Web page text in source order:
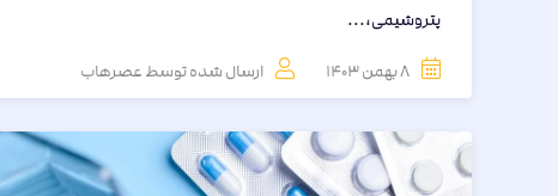
پتروشیمی،...
ارسال شده توسط عصرهاب